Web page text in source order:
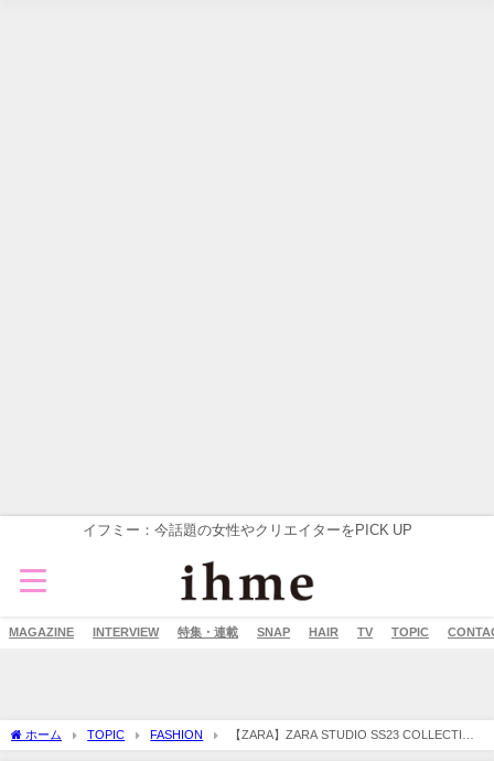
イフミー：今話題の女性やクリエイターをPICK UP
MAGAZINE INTERVIEW 特集・連載 SNAP HAIR TV TOPIC
ホーム TOPIC FASHION
【ZARA】ZARA STUDIO SS23 COLLECTION
WOMEN'S / MEN'S / KIDSがローンチ